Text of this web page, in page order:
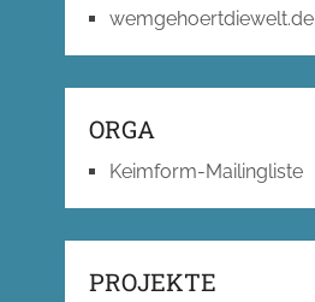
wemgehoertdiewelt.de
ORGA
Keimform-Mailingliste
PROJEKTE